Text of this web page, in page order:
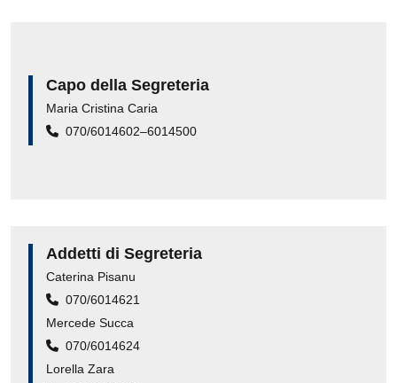
Capo della Segreteria
Maria Cristina Caria
070/6014602–6014500
Addetti di Segreteria
Caterina Pisanu
070/6014621
Mercede Succa
070/6014624
Lorella Zara